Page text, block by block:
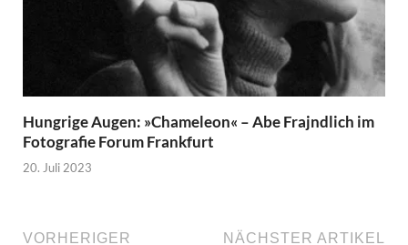
Hungrige Augen: »Chameleon« – Abe Frajndlich im
Fotografie Forum Frankfurt
20. Juli 2023
VORHERIGER NÄCHSTER ARTIKEL